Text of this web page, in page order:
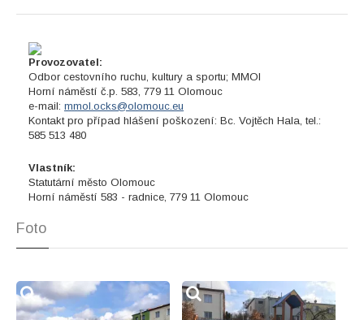
Provozovatel:
Odbor cestovního ruchu, kultury a sportu; MMOl
Horní náměstí č.p. 583, 779 11 Olomouc
e-mail: mmol.ocks@olomouc.eu
Kontakt pro případ hlášení poškození: Bc. Vojtěch Hala, tel.:
585 513 480
Vlastník:
Statutární město Olomouc
Horní náměstí 583 - radnice, 779 11 Olomouc
Foto